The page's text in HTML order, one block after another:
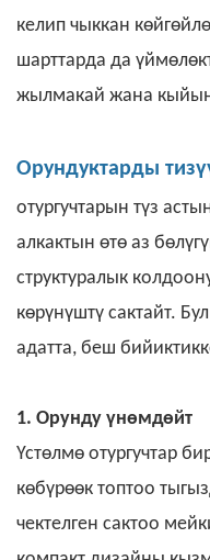
келип чыккан
шарттарда да
жылмакай жана
Орундуктарды
отургучтарын түз
алкактын өтө аз
структуралык
көрүнүштү сактайт.
адатта, беш
1. Орунду үнөмдөйт
Үстөлмө отургучтар
көбүрөөк топтоо
чектелген сактоо